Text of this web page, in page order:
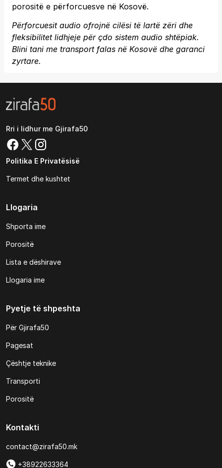
porositë e përforcuesve në Kosovë.
Përforcuesit audio ofrojnë cilësi të lartë zëri dhe
fleksibilitet lidhjeje për çdo sistem audio shtëpiak.
Blini tani me transport falas në Kosovë dhe garanci
zyrtare.
Rri i lidhur me Gjirafa50
Politika E Privatësisë
Termet dhe kushtet
Llogaria
Shporta ime
Porositë
Lista e dëshirave
Llogaria ime
Pyetje të shpeshta
Për Gjirafa50
Pagesat
Çështje teknike
Transporti
Porositë
Kontakti
contact@zirafa50.mk
+38922633364